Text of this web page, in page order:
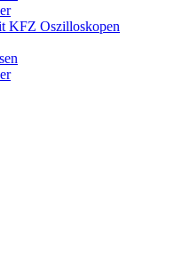
KFZ Oszilloskopen